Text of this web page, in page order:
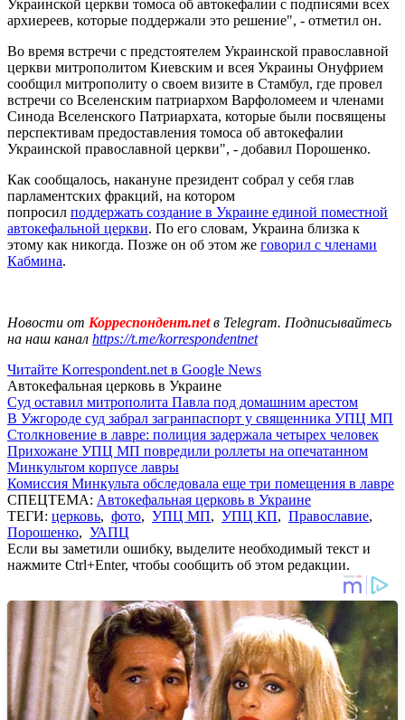
Украинской церкви томоса об автокефалии с подписями всех
архиереев, которые поддержали это решение", - отметил он.
Во время встречи с предстоятелем Украинской православной
церкви митрополитом Киевским и всея Украины Онуфрием
сообщил митрополиту о своем визите в Стамбул, где провел
встречи со Вселенским патриархом Варфоломеем и членами
Синода Вселенского Патриархата, которые были посвящены
перспективам предоставления томоса об автокефалии
Украинской православной церкви", - добавил Порошенко.
Как сообщалось, накануне президент собрал у себя глав
парламентских фракций, на котором
попросил поддержать создание в Украине единой поместной
автокефальной церкви. По его словам, Украина близка к
этому как никогда. Позже он об этом же говорил с членами
Кабмина.
Новости от Корреспондент.netв Telegram. Подписывайтесь
на наш канал https://t.me/korrespondentnet
Читайте Korrespondent.net в Google News
Автокефальная церковь в Украине
Суд оставил митрополита Павла под домашним арестом
В Ужгороде суд забрал загранпаспорт у священника УПЦ МП
Столкновение в лавре: полиция задержала четырех человек
Прихожане УПЦ МП повредили роллеты на опечатанном
Минкультом корпусе лавры
Комиссия Минкульта обследовала еще три помещения в лавре
СПЕЦТЕМА: Автокефальная церковь в Украине
ТЕГИ: церковь, фото, УПЦ МП, УПЦ КП, Православие,
Порошенко, УАПЦ
Если вы заметили ошибку, выделите необходимый текст и
нажмите Ctrl+Enter, чтобы сообщить об этом редакции.